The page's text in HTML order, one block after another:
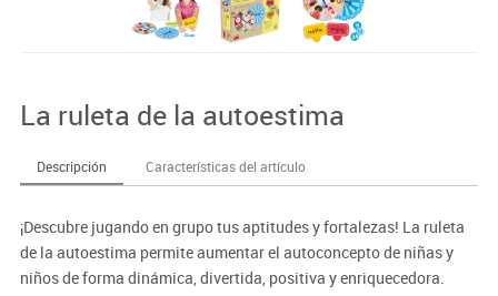
La ruleta de la autoestima
Descripción Características del artículo
¡Descubre jugando en grupo tus aptitudes y fortalezas! La ruleta
de la autoestima permite aumentar el autoconcepto de niñas y
niños de forma dinámica, divertida, positiva y enriquecedora.